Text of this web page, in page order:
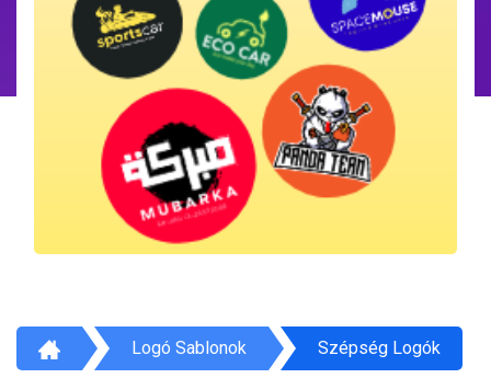
Logó Sablonok Szépség Logók